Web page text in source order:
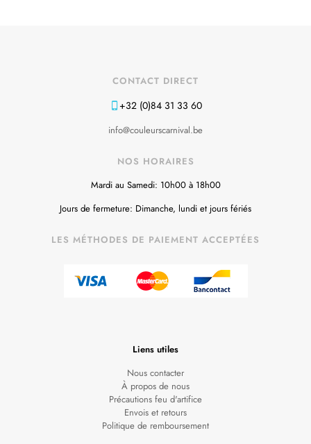
CONTACT DIRECT
+32 (0)84 31 33 60
info@couleurscarnival.be
NOS HORAIRES
Mardi au Samedi: 10h00 à 18h00
Jours de fermeture: Dimanche, lundi et jours fériés
LES MÉTHODES DE PAIEMENT ACCEPTÉES
Liens utiles
Nous contacter
À propos de nous
Précautions feu d'artifice
Envois et retours
Politique de remboursement